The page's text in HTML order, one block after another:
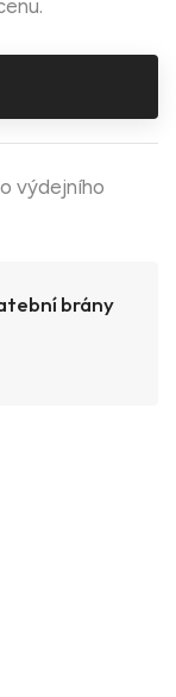
výdejního
brány